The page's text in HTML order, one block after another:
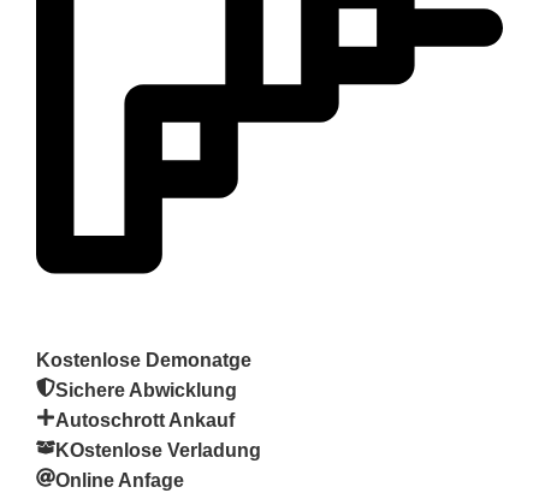
Kostenlose Demonatge
Sichere Abwicklung
Autoschrott Ankauf
KOstenlose Verladung
Online Anfage